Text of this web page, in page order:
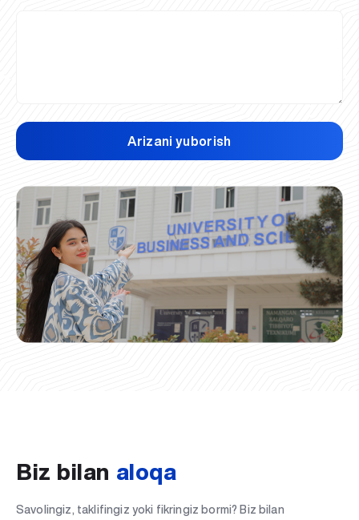
Arizani yuborish
Biz bilan aloqa
Savolingiz, taklifingiz yoki fikringiz bormi? Biz bilan